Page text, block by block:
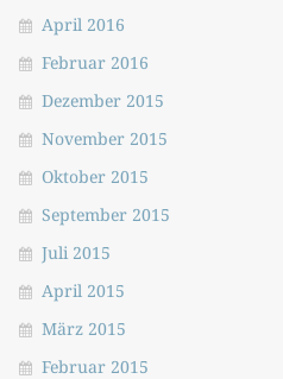
April 2016
Februar 2016
Dezember 2015
November 2015
Oktober 2015
September 2015
Juli 2015
April 2015
März 2015
Februar 2015